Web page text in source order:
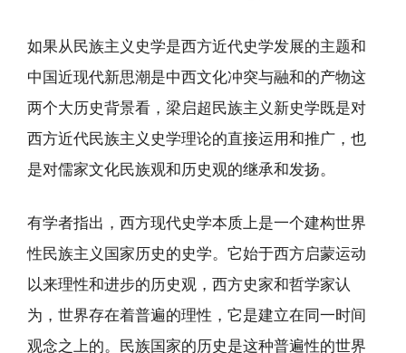
如果从民族主义史学是西方近代史学发展的主题和
中国近现代新思潮是中西文化冲突与融和的产物这
两个大历史背景看，梁启超民族主义新史学既是对
西方近代民族主义史学理论的直接运用和推广，也
是对儒家文化民族观和历史观的继承和发扬。
有学者指出，西方现代史学本质上是一个建构世界
性民族主义国家历史的史学。它始于西方启蒙运动
以来理性和进步的历史观，西方史家和哲学家认
为，世界存在着普遍的理性，它是建立在同一时间
观念之上的。民族国家的历史是这种普遍性的世界